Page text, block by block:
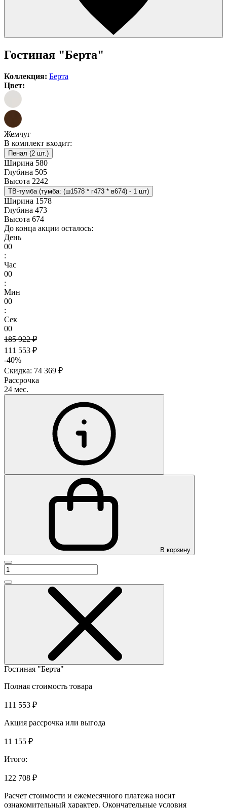
Гостиная "Берта"
Коллекция: Берта
Цвет:
Жемчуг
В комплект входит:
Пенал (2 шт.)
Ширина 580
Глубина 505
Высота 2242
ТВ-тумба (тумба: (ш1578 * г473 * в674) - 1 шт)
Ширина 1578
Глубина 473
Высота 674
До конца акции осталось:
День
00
:
Час
00
:
Мин
00
:
Сек
00
185 922 ₽
111 553 ₽
-40%
Скидка: 74 369 ₽
Рассрочка
24 мес.
В корзину
Гостиная "Берта"
Полная стоимость товара
111 553 ₽
Акция рассрочка или выгода
11 155 ₽
Итого:
122 708 ₽
Расчет стоимости и ежемесячного платежа носит
ознакомительный характер. Окончательные условия